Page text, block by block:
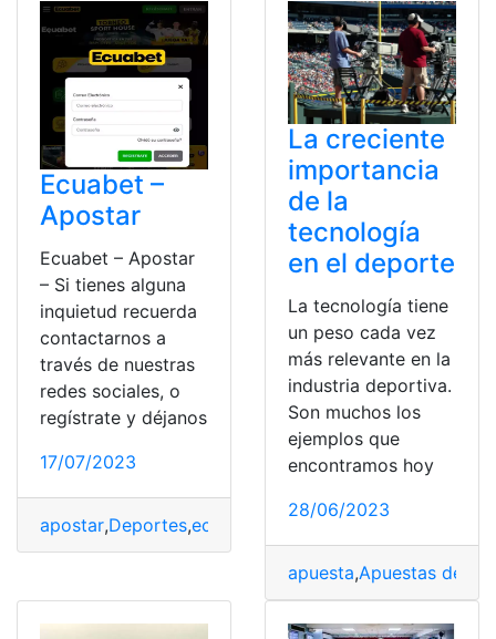
Ecuabet –
Apostar
Ecuabet – Apostar
– Si tienes alguna
inquietud recuerda
contactarnos a
través de nuestras
redes sociales, o
regístrate y déjanos
17/07/2023
apostar,Deportes,ecuabet Pasos Realizar
La creciente
importancia
de la
tecnología
en el deporte
La tecnología tiene
un peso cada vez
más relevante en la
industria deportiva.
Son muchos los
ejemplos que
encontramos hoy
28/06/2023
apuesta,Apuestas